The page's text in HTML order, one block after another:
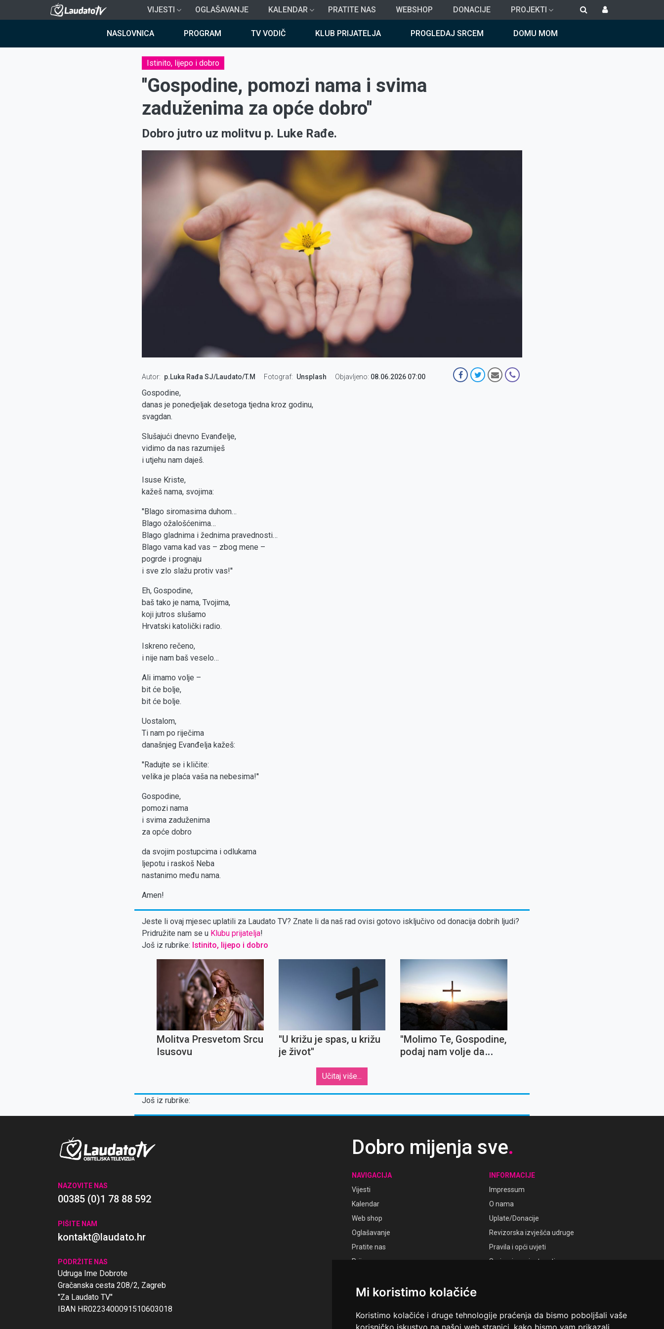
Mi koristimo kolačiće
Koristimo kolačiće i druge tehnologije praćenja da bismo poboljšali vaše
korisničko iskustvo na našoj web stranici, kako bismo vam prikazali
na
VIJESTI OGLAŠAVANJE KALENDAR PRATITE NAS WEBSHOP DONACIJE PROJEKTI
NASLOVNICA PROGRAM TV VODIČ KLUB PRIJATELJA PROGLEDAJ SRCEM DOMU MOM
Istinito, lijepo i dobro
''Gospodine, pomozi nama i svima
zaduženima za opće dobro''
Dobro jutro uz molitvu p. Luke Rađe.
Autor p.Luka Rađa SJ/Laudato/T.M Fotograf Unsplash Objavljeno: 08.06.2026 07:00
Gospodine,
danas je ponedjeljak desetoga tjedna kroz godinu,
svagdan.
Slušajući dnevno Evanđelje,
vidimo da nas razumiješ
i utjehu nam daješ.
Isuse Kriste,
kažeš nama, svojima:
''Blago siromasima duhom…
Blago ožalošćenima…
Blago gladnima i žednima pravednosti…
Blago vama kad vas – zbog mene –
pogrde i prognaju
i sve zlo slažu protiv vas!''
Eh, Gospodine,
baš tako je nama, Tvojima,
koji jutros slušamo
Hrvatski katolički radio.
Iskreno rečeno,
i nije nam baš veselo…
Ali imamo volje –
bit će bolje,
bit će bolje.
Uostalom,
Ti nam po riječima
današnjeg Evanđelja kažeš:
''Radujte se i kličite:
velika je plaća vaša na nebesima!''
Gospodine,
pomozi nama
i svima zaduženima
za opće dobro
da svojim postupcima i odlukama
ljepotu i raskoš Neba
nastanimo među nama.
Amen!
Jeste li ovaj mjesec uplatili za Laudato TV? Znate li da naš rad ovisi gotovo isključivo od donacija dobrih ljudi?
Pridružite nam se u Klubu prijatelja!
Još iz rubrike: Istinito, lijepo i dobro
Molitva Presvetom Srcu
Isusovu
''U križu je spas, u križu
je život''
''Molimo Te, Gospodine,
podaj nam volje da
Učitaj više...
Još iz rubrike:
NAZOVITE NAS
00385 (0)1 78 88 592
PIŠITE NAM
kontakt@laudato.hr
PODRŽITE NAS
Udruga Ime Dobrote
Gračanska cesta 208/2, Zagreb
"Za Laudato TV"
IBAN HR0223400091510603018
Dobro mijenja sve.
NAVIGACIJA
Vijesti
Kalendar
Web shop
Oglašavanje
Pratite nas
Prijava
INFORMACIJE
Impressum
O nama
Uplate/Donacije
Revizorska izvješća udruge
Pravila i opći uvjeti
Smjernice privatnosti